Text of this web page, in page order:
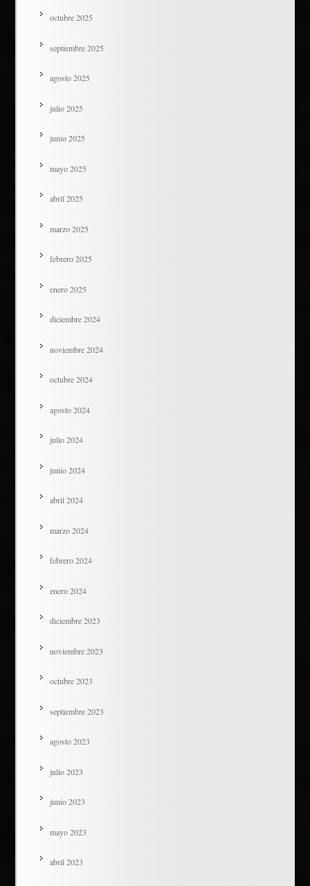
octubre 2025
septiembre 2025
agosto 2025
julio 2025
junio 2025
mayo 2025
abril 2025
marzo 2025
febrero 2025
enero 2025
diciembre 2024
noviembre 2024
octubre 2024
agosto 2024
julio 2024
junio 2024
abril 2024
marzo 2024
febrero 2024
enero 2024
diciembre 2023
noviembre 2023
octubre 2023
septiembre 2023
agosto 2023
julio 2023
junio 2023
mayo 2023
abril 2023